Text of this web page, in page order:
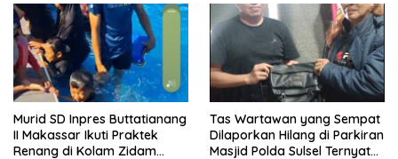
Murid SD Inpres Buttatianang
II Makassar Ikuti Praktek
Renang di Kolam Zidam
Tas Wartawan yang Sempat
Dilaporkan Hilang di Parkiran
Masjid Polda Sulsel Ternyata